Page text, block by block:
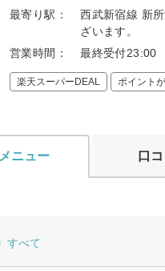
最寄り駅：
西武新宿線 新
ざいます。
営業時間：
最終受付23:00
楽天スーパーDEAL ポイント
メニュー 口コ
すべて